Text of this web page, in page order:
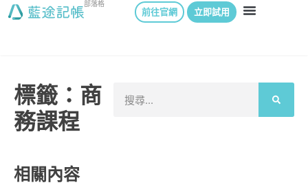
部落格
前往官網 立即試用
標籤：商
務課程
相關內容